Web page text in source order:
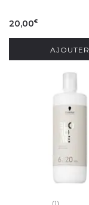
20,00€
AJOUTER
(1)